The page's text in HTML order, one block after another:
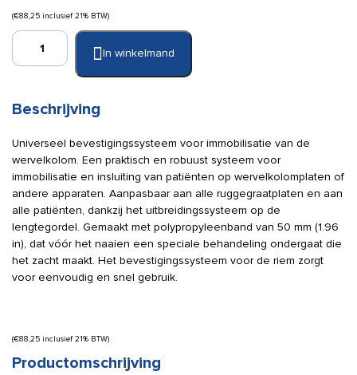
(€88,25 inclusief 21% BTW)
Spencer
Rock
board
aantal
In winkelmand
Beschrijving
Universeel bevestigingssysteem voor immobilisatie van de
wervelkolom. Een praktisch en robuust systeem voor
immobilisatie en insluiting van patiënten op wervelkolomplaten of
andere apparaten. Aanpasbaar aan alle ruggegraatplaten en aan
alle patiënten, dankzij het uitbreidingssysteem op de
lengtegordel. Gemaakt met polypropyleenband van 50 mm (1.96
in), dat vóór het naaien een speciale behandeling ondergaat die
het zacht maakt. Het bevestigingssysteem voor de riem zorgt
voor eenvoudig en snel gebruik.
(€88,25 inclusief 21% BTW)
Productomschrijving